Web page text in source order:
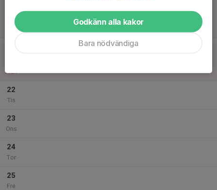
20
Sön
v.17
Mån
22
Tis
23
Ons
24
Tor
25
Fre
Godkänn alla kakor
Bara nödvändiga